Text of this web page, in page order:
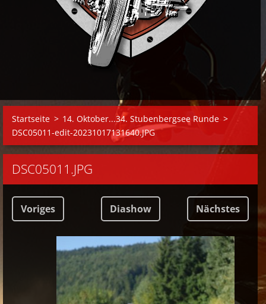
Startseite > 14. Oktober...34. Stubenbergsee Runde >
DSC05011-edit-20231017131640.JPG
DSC05011.JPG
Voriges Diashow Nächstes